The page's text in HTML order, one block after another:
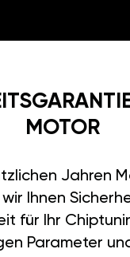
MOTOR
Jahren
Ihnen
für Ihr
Parameter